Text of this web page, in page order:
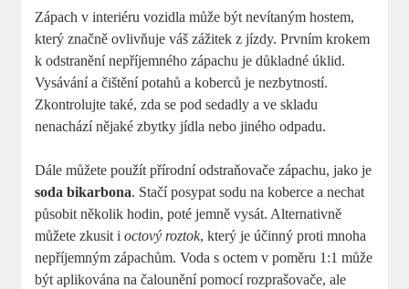
Zápach v interiéru vozidla může být nevítaným hostem,
který značně ovlivňuje váš zážitek z jízdy. Prvním krokem
k odstranění nepříjemného zápachu je důkladné úklid.
Vysávání a čištění potahů a koberců je nezbytností.
Zkontrolujte také, zda se pod sedadly a ve skladu
nenachází nějaké zbytky jídla nebo jiného odpadu.
Dále můžete použít přírodní odstraňovače zápachu, jako je
soda bikarbona. Stačí posypat sodu na koberce a nechat
působit několik hodin, poté jemně vysát. Alternativně
můžete zkusit ioctový roztok, který je účinný proti mnoha
nepříjemným zápachům. Voda s octem v poměru 1:1 může
být aplikována na čalounění pomocí rozprašovače, ale